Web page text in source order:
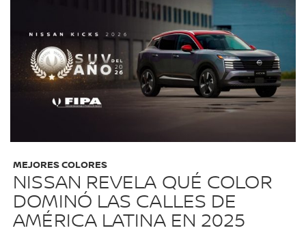
NISSAN REVELA QUÉ COLOR
DOMINÓ LAS CALLES DE
AMÉRICA LATINA EN 2025
MEJORES COLORES